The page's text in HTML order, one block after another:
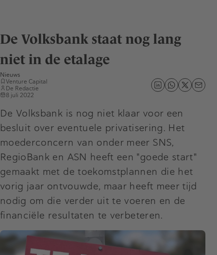
De Volksbank staat nog lang
niet in de etalage
Nieuws
Venture Capital
De Redactie
8 juli 2022
De Volksbank is nog niet klaar voor een
besluit over eventuele privatisering. Het
moederconcern van onder meer SNS,
RegioBank en ASN heeft een "goede start"
gemaakt met de toekomstplannen die het
vorig jaar ontvouwde, maar heeft meer tijd
nodig om die verder uit te voeren en de
financiële resultaten te verbeteren.